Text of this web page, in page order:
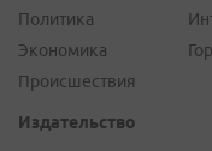
Политика
Экономика
Происшествия
Издательство